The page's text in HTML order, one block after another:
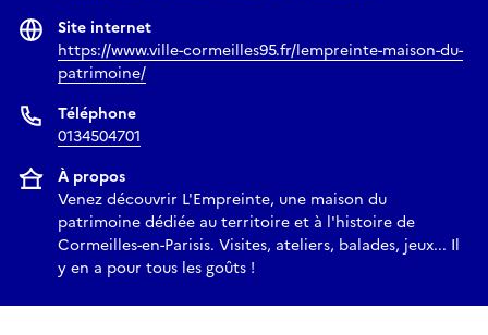
Site internet
https://www.ville-cormeilles95.fr/lempreinte-maison-du-
patrimoine/
Téléphone
0134504701
À propos
Venez découvrir L'Empreinte, une maison du
patrimoine dédiée au territoire et à l'histoire de
Cormeilles-en-Parisis. Visites, ateliers, balades, jeux... Il
y en a pour tous les goûts !